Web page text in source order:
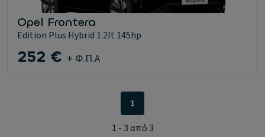
Opel Frontera
Edition Plus Hybrid 1.2lt 145hp
252 € + Φ.Π.Α
1
1 - 3 από 3